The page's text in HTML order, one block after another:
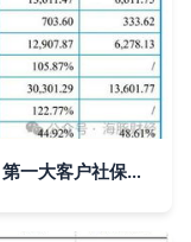
警惕IPO迷雾 应收账款占比82%背后，第一大客户社保缴纳人数为0的财务疑云